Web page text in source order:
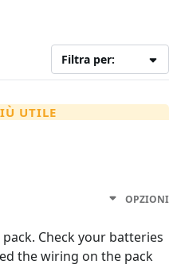
Filtra per:
UTILE
OPZIONI
Check your batteries
the wiring on the pack